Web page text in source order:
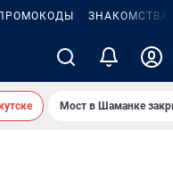
ЗНАКОМСТВА
Мост в Шаманке